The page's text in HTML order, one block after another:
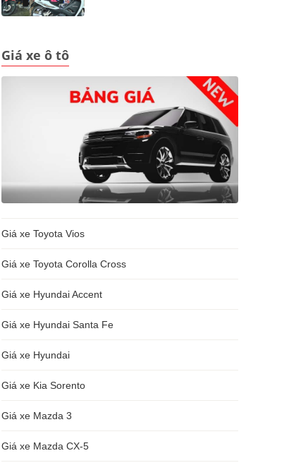
Giá xe ô tô
Giá xe Toyota Vios
Giá xe Toyota Corolla Cross
Giá xe Hyundai Accent
Giá xe Hyundai Santa Fe
Giá xe Hyundai
Giá xe Kia Sorento
Giá xe Mazda 3
Giá xe Mazda CX-5